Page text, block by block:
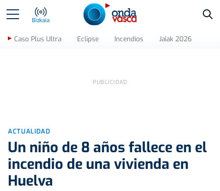
Bizkaia
Caso Plus Ultra Eclipse Incendios Jaiak 2026
ACTUALIDAD
Un niño de 8 años fallece en el
incendio de una vivienda en
Huelva